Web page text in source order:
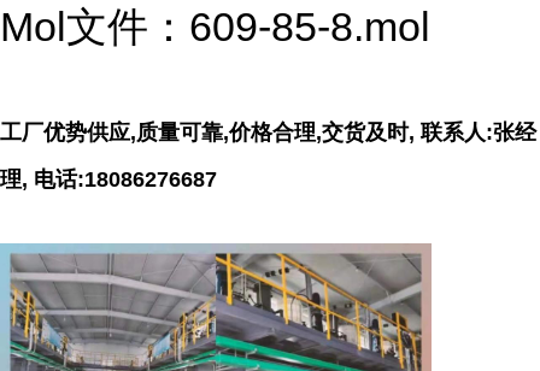
Mol文件：609-85-8.mol
工厂优势供应,质量可靠,价格合理,交货及时, 联系人:张经
理, 电话:18086276687